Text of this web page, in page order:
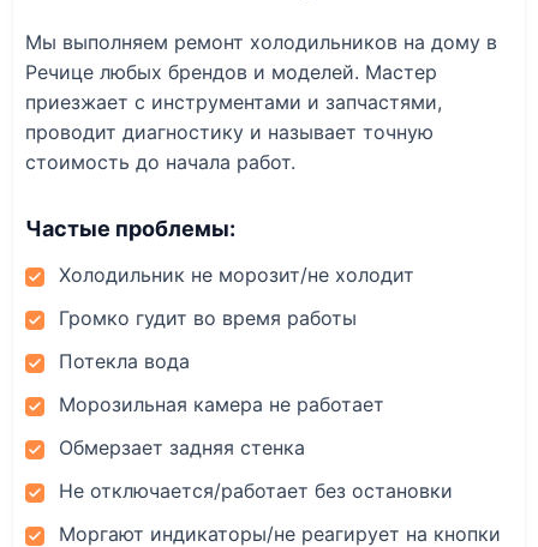
Мы выполняем ремонт холодильников на дому в
Речице любых брендов и моделей. Мастер
приезжает с инструментами и запчастями,
проводит диагностику и называет точную
стоимость до начала работ.
Частые проблемы:
Холодильник не морозит/не холодит
Громко гудит во время работы
Потекла вода
Морозильная камера не работает
Обмерзает задняя стенка
Не отключается/работает без остановки
Моргают индикаторы/не реагирует на кнопки